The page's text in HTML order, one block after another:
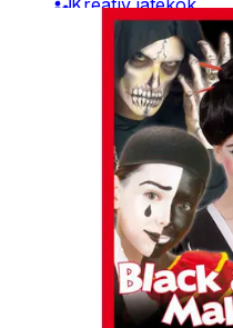
Kreatív játékok
- Kreatív játékok
- Rajzolók
- Nyomdák
- Gyurmák
Társasjátékok
Asztali játékok
Nyári játékok
- Homokozójátékok
- Műanyag hajók
- Hinta, csúszda
- Ütők, dobálók
- Strandcikkek
- Egyéb nyári játékok
Lábbal hajtós